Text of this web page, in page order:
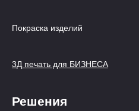
Покраска изделий
3Д печать для БИЗНЕСА
Решения